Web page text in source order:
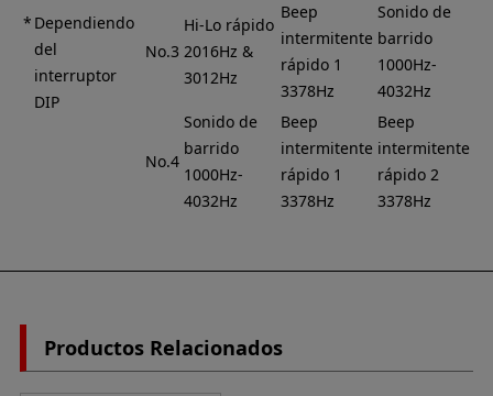
Dependiendo
del
interruptor
DIP
No.3
Hi-Lo rápido
2016Hz &
3012Hz
Beep
intermitente
rápido 1
3378Hz
Sonido de
barrido
1000Hz-
4032Hz
No.4
Sonido de
barrido
1000Hz-
4032Hz
Beep
intermitente
rápido 1
3378Hz
Beep
intermitente
rápido 2
3378Hz
Productos Relacionados